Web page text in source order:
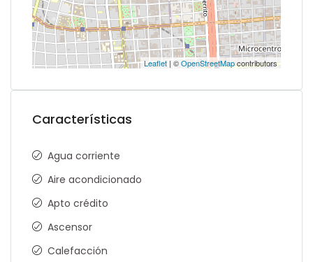
Leaflet | ©OpenStreetMapcontributors
Características
Agua corriente
Aire acondicionado
Apto crédito
Ascensor
Calefacción